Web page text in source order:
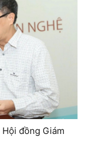
đồng Giám